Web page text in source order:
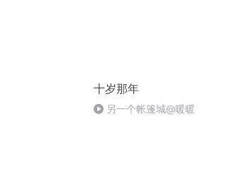
十岁那年
另一个帐篷城@暖暖